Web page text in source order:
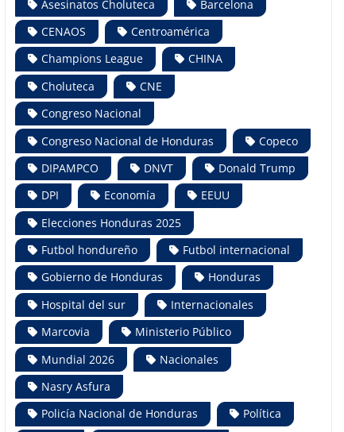
Asesinatos Choluteca
Barcelona
CENAOS
Centroamérica
Champions League
CHINA
Choluteca
CNE
Congreso Nacional
Congreso Nacional de Honduras
Copeco
DIPAMPCO
DNVT
Donald Trump
DPI
Economía
EEUU
Elecciones Honduras 2025
Futbol hondureño
Futbol internacional
Gobierno de Honduras
Honduras
Hospital del sur
Internacionales
Marcovia
Ministerio Público
Mundial 2026
Nacionales
Nasry Asfura
Policía Nacional de Honduras
Política